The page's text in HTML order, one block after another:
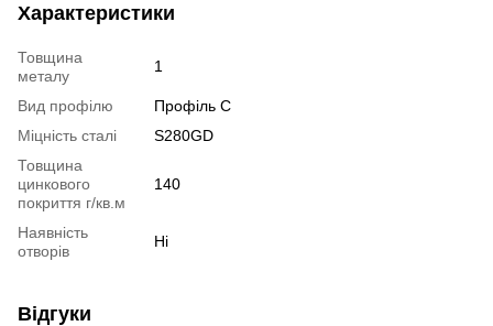
Характеристики
Товщина
металу
1
Вид профілю
Профіль C
Міцність сталі
S280GD
Товщина
цинкового
покриття г/кв.м
140
Наявність
отворів
Ні
Відгуки